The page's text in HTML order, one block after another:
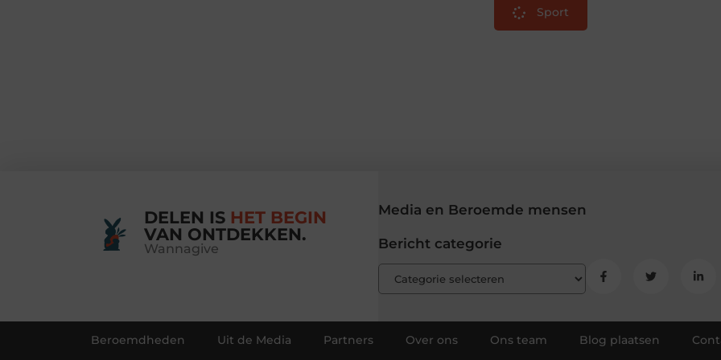
Sport
DELEN IS HET BEGIN
VAN ONTDEKKEN.
Wannagive
Media en Beroemde mensen
Bericht categorie
Beroemdheden Uit de Media Partners Over ons Ons team Blog plaatsen